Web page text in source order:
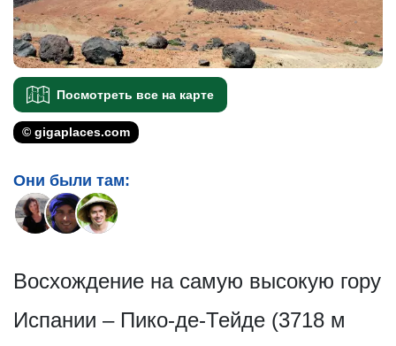
Посмотреть все на карте
© gigaplaces.com
Они были там:
Восхождение на самую высокую гору
Испании – Пико-де-Тейде (3718 м